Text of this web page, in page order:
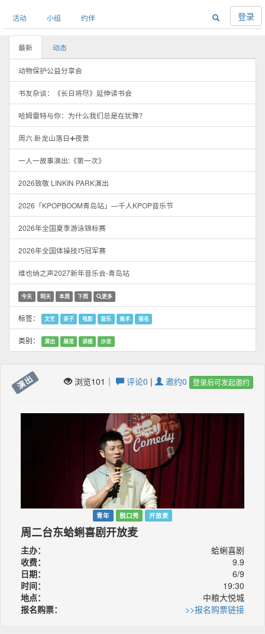
活动 小组 约伴 登录
最新 动态
动物保护公益分享会
书友杂谈：《长日将尽》延伸读书会
哈姆雷特与你：为什么我们总是在犹豫？
周六·卧龙山落日➕夜景
一人一故事演出:《第一次》
2026致敬 LINKIN PARK演出
2026「KPOPBOOM青岛站」—千人KPOP音乐节
2026年全国夏季游泳锦标赛
2026年全国体操技巧冠军赛
维也纳之声2027新年音乐会-青岛站
今天 明天 本周 下周 更多
标签： 文艺 亲子 电影 音乐 美术 报名
类别： 演出 展览 讲座 沙龙
演出 浏览101｜ 评论0 | 邀约0 登录后可发起邀约
青年 脱口秀 开放麦
周二台东蛤蜊喜剧开放麦
主办：
蛤蜊喜剧
收费：
9.9
日期：
6/9
时间：
19:30
地点：
中粮大悦城
报名购票：
>>报名购票链接